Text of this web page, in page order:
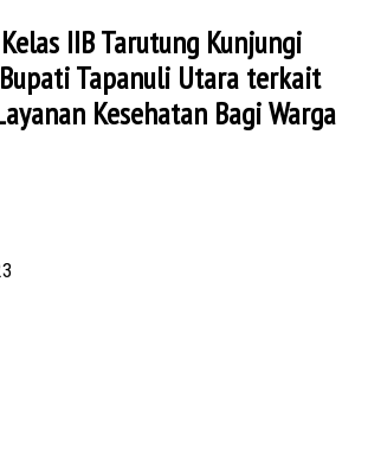
IIB Tarutung Kunjungi
Tapanuli Utara terkait
Kesehatan Bagi Warga